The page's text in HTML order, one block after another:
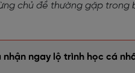
chủ đề thường gặp trong
nhận ngay lộ trình học cá